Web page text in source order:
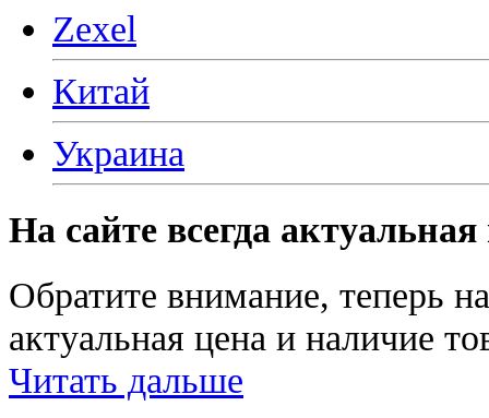
Zexel
Китай
Украина
На сайте всегда
Обратите внимание, теперь
актуальная цена и наличие
Читать дальше